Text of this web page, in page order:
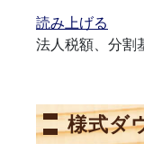
読み上げる
法人税額、分割
様式ダ